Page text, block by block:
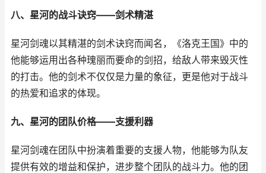
八、星河的战斗诀窍——剑术精湛
星河剑魂以其精湛的剑术诀窍而闻名，《洛克王国》中的
他能够运用出各种瑰丽而要命的剑招，给敌人带来毁灭性
的打击。他的剑术不仅仅是力量的象征，更是他对于战斗
的热爱和追求的体现。
九、星河的团队价格——支援利器
星河剑魂在团队中扮演着重要的支援人物，他能够为队友
提供有效的增益和保护，进步整个团队的战斗力。他的团